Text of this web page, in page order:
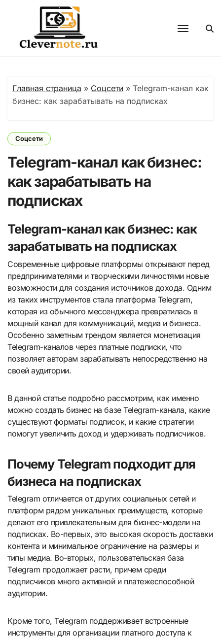
содержанию
Главная страница » Соцсети » Telegram-канал как
бизнес: как зарабатывать на подписках
Соцсети
Telegram-канал как бизнес:
как зарабатывать на
подписках
Telegram-канал как бизнес: как
зарабатывать на подписках
Современные цифровые платформы открывают перед
предпринимателями и творческими личностями новые
возможности для создания источников дохода. Одним
из таких инструментов стала платформа Telegram,
которая из обычного мессенджера превратилась в
мощный канал для коммуникаций, медиа и бизнеса.
Особенно заметным трендом является монетизация
Telegram-каналов через платные подписки, что
позволяет авторам зарабатывать непосредственно на
своей аудитории.
В данной статье подробно рассмотрим, как именно
можно создать бизнес на базе Telegram-канала, какие
существуют форматы подписок, и какие стратегии
помогут увеличить доход и удерживать подписчиков.
Почему Telegram подходит для
бизнеса на подписках
Telegram отличается от других социальных сетей и
платформ рядом уникальных преимуществ, которые
делают его привлекательным для бизнес-модели на
подписках. Во-первых, это высокая скорость доставки
контента и минимальное ограничение на размеры и
типы медиа. Во-вторых, пользовательская база
Telegram продолжает расти, причем среди
подписчиков много активной и платежеспособной
аудитории.
Кроме того, Telegram поддерживает встроенные
инструменты для организации платного доступа к